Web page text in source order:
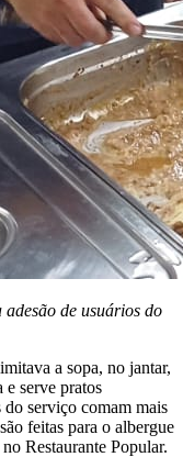
de usuários do
a sopa, no jantar,
e serve pratos
serviço comam mais
feitas para o albergue
Restaurante Popular.